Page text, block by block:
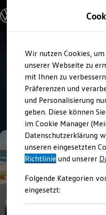
Hauptinhalt
springen
Footer
springen
Modelle und Konfigurator
Modelle vergleichen
Elektroautos
ENERGY
Nutzfahrzeuge
SUV und CUV
Familienautos
Kombis
Kompaktwagen
Sportwagen
Schnell verfügbare
Angebote und Produkte
Aktuelle Angebote
E-Auto-Förderung
Volkswagen
Junge
Volkswagen
Zubehör- und
Verkauf und Service
Göthling &
Automobile
4.7| 547
Wir nutzen Cookies,
unserer Webseite zu
mit Ihnen zu
Präferenzen und
und Personalisierung
geben. Diese können
im Cookie Manager
Datenschutzerklärung
unseren eingesetzten
Richtlinie und unserer
Folgende Kategorien
eingesetzt: